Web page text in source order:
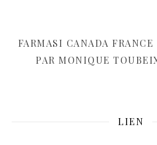
FARMASI CANADA
PAR MONIQUE
LIEN